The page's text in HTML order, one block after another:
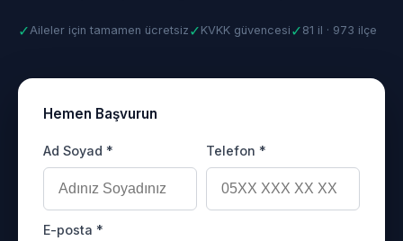
✓Aileler için tamamen ücretsiz ✓ KVKK güvencesi ✓ 81 il · 973 ilçe
Hemen Başvurun
Ad Soyad * Telefon *
E-posta *